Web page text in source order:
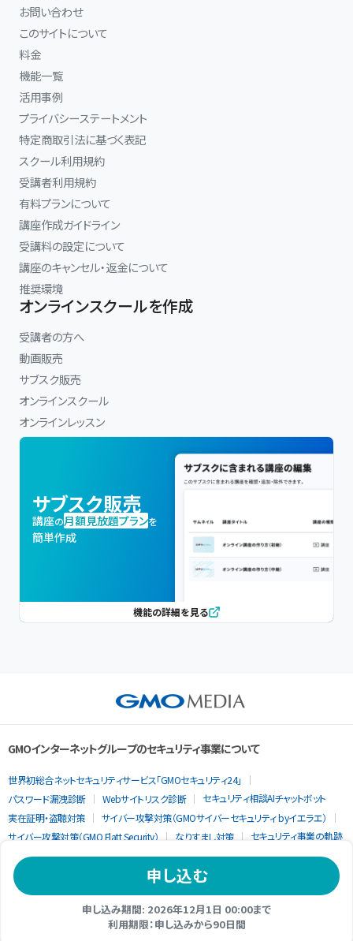
申し込む
申し込み期間: 2026年12月1日 00:00まで
利用期限：申し込みから90日間
お問い合わせ
このサイトについて
料金
機能一覧
活用事例
プライバシーステートメント
特定商取引法に基づく表記
スクール利用規約
受講者利用規約
有料プランについて
講座作成ガイドライン
受講料の設定について
講座のキャンセル・返金について
推奨環境
オンラインスクールを作成
受講者の方へ
動画販売
サブスク販売
オンラインスクール
オンラインレッスン
サブスク販売
講座の月額見放題プランを
簡単作成
機能の詳細を見る
GMOインターネットグループのセキュリティ事業について
世界初総合ネットセキュリティサービス「GMOセキュリティ24」
パスワード漏洩診断
Webサイトリスク診断
セキュリティ相談AIチャットボット
実在証明・盗聴対策
サイバー攻撃対策（GMOサイバーセキュリティ byイエラエ）
サイバー攻撃対策（GMO Flatt Security）
なりすまし対策 セキュリティ事業の軌跡